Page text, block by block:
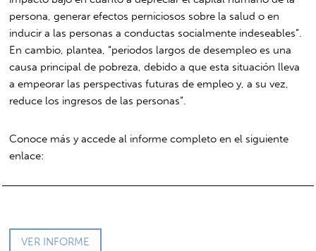
persona, generar efectos perniciosos sobre la salud o en
inducir a las personas a conductas socialmente indeseables”.
En cambio, plantea, “periodos largos de desempleo es una
causa principal de pobreza, debido a que esta situación lleva
a empeorar las perspectivas futuras de empleo y, a su vez,
reduce los ingresos de las personas”.
Conoce más y accede al informe completo en el siguiente
enlace:
VER INFORME